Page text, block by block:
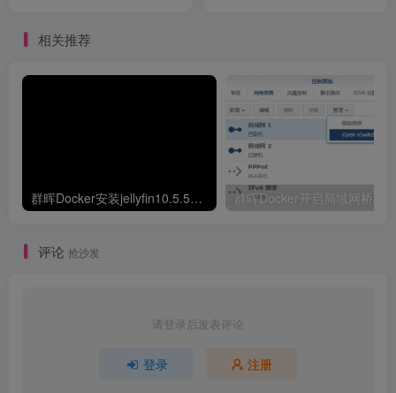
相关推荐
群晖Docker安装jellyfin10.5.5并开启硬解GPU解码 群晖Docker开启局域网桥接
评论 抢沙发
请登录后发表评论
登录 注册